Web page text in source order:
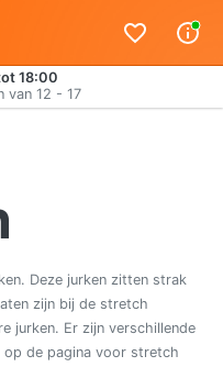
18:00
van 12 - 17
Deze jurken zitten strak
zijn bij de stretch
jurken. Er zijn verschillende
de pagina voor stretch